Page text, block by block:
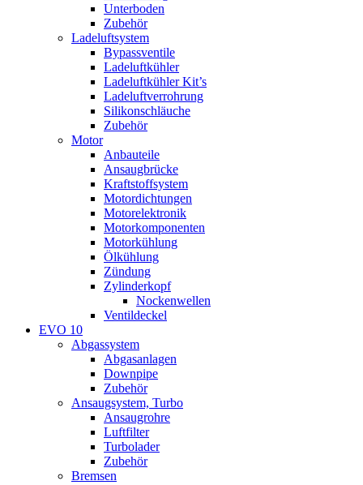
Unterboden
Zubehör
Ladeluftsystem
Bypassventile
Ladeluftkühler
Ladeluftkühler Kit’s
Ladeluftverrohrung
Silikonschläuche
Zubehör
Motor
Anbauteile
Ansaugbrücke
Kraftstoffsystem
Motordichtungen
Motorelektronik
Motorkomponenten
Motorkühlung
Ölkühlung
Zündung
Zylinderkopf
Nockenwellen
Ventildeckel
EVO 10
Abgassystem
Abgasanlagen
Downpipe
Zubehör
Ansaugsystem, Turbo
Ansaugrohre
Luftfilter
Turbolader
Zubehör
Bremsen